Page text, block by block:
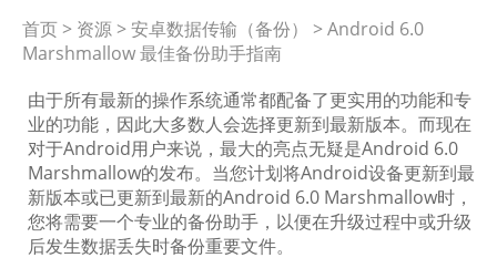
首页 > 资源 >安卓数据传输（备份）
> Android 6.0
Marshmallow 最佳备份助手指南
由于所有最新的操作系统通常都配备了更实用的功能和专
业的功能，因此大多数人会选择更新到最新版本。而现在
对于Android用户来说，最大的亮点无疑是Android 6.0
Marshmallow的发布。当您计划将Android设备更新到最
新版本或已更新到最新的Android 6.0 Marshmallow时，
您将需要一个专业的备份助手，以便在升级过程中或升级
后发生数据丢失时备份重要文件。